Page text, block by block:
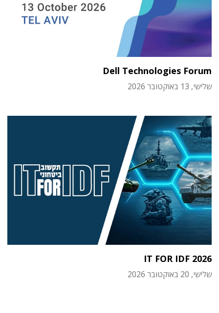
Dell Technologies Forum
שלישי, 13 באוקטובר 2026
IT FOR IDF 2026
שלישי, 20 באוקטובר 2026